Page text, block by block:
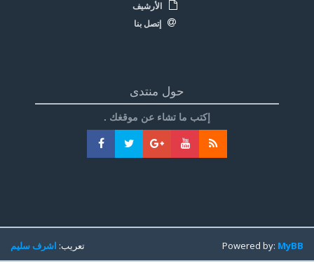
الأرشيف
إتصل بنا
حول منتدى
إكتب ما تشاء عن موقغك .
تعريب:اشرف سليم Powered by:MyBB